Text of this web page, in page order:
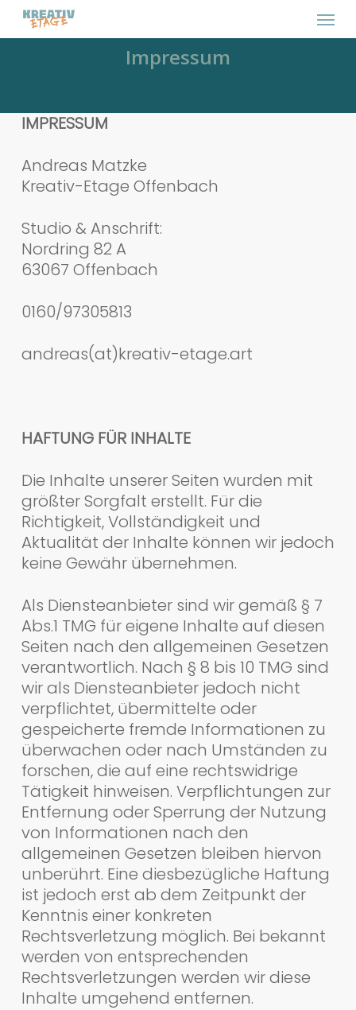
Skip
Menu
Impressum
IMPRESSUM
Andreas Matzke
Kreativ-Etage Offenbach
Studio & Anschrift:
Nordring 82 A
63067 Offenbach
0160/97305813
andreas(at)kreativ-etage.art
HAFTUNG FÜR INHALTE
Die Inhalte unserer Seiten wurden mit
größter Sorgfalt erstellt. Für die
Richtigkeit, Vollständigkeit und
Aktualität der Inhalte können wir jedoch
keine Gewähr übernehmen.
Als Diensteanbieter sind wir gemäß § 7
Abs.1 TMG für eigene Inhalte auf diesen
Seiten nach den allgemeinen Gesetzen
verantwortlich. Nach § 8 bis 10 TMG sind
wir als Diensteanbieter jedoch nicht
verpflichtet, übermittelte oder
gespeicherte fremde Informationen zu
überwachen oder nach Umständen zu
forschen, die auf eine rechtswidrige
Tätigkeit hinweisen. Verpflichtungen zur
Entfernung oder Sperrung der Nutzung
von Informationen nach den
allgemeinen Gesetzen bleiben hiervon
unberührt. Eine diesbezügliche Haftung
ist jedoch erst ab dem Zeitpunkt der
Kenntnis einer konkreten
Rechtsverletzung möglich. Bei bekannt
werden von entsprechenden
Rechtsverletzungen werden wir diese
Inhalte umgehend entfernen.